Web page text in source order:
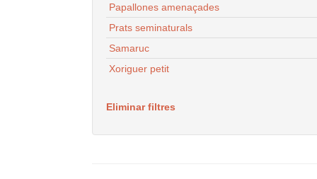
Papallones amenaçades
Prats seminaturals
Samaruc
Xoriguer petit
Eliminar filtres